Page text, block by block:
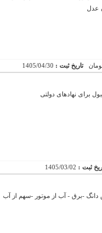
عدل
تاریخ ثبت : 1405/04/30
برای نهادهای دولتی
ثبت : 1405/03/02
و آلاچیق- سند شش دانگ -برق - آب از موتور -سهم از آب